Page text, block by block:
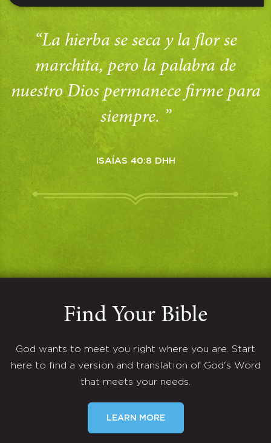
“La hierba se seca y la flor se
marchita, pero la palabra de
nuestro Dios permanece firme para
siempre. ”
ISAÍAS 40:8 DHH
Find Your Bible
God wants to meet you right where you are. Start
here to find a version and translation of God's Word
that meets your needs.
LEARN MORE